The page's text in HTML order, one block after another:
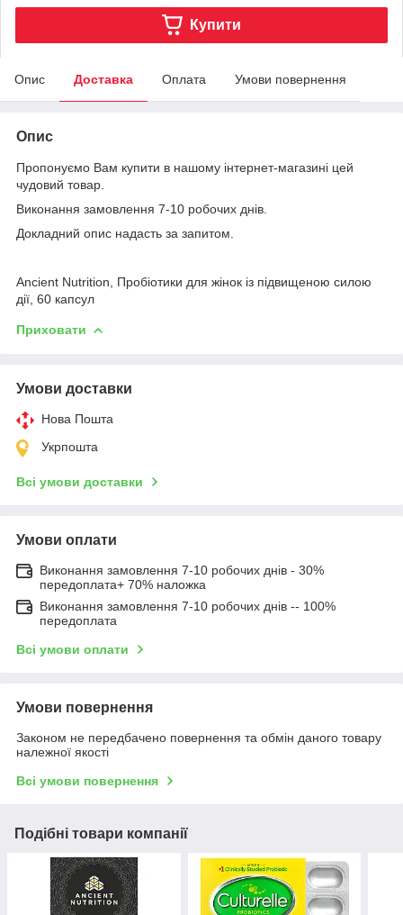
Купити
Опис Доставка Оплата Умови повернення
Опис
Пропонуємо Вам купити в нашому інтернет-магазині цей
чудовий товар.
Виконання замовлення 7-10 робочих днів.
Докладний опис надасть за запитом.
Ancient Nutrition, Пробіотики для жінок із підвищеною силою
дії, 60 капсул
Приховати
Умови доставки
Нова Пошта
Укрпошта
Всі умови доставки
Умови оплати
Виконання замовлення 7-10 робочих днів - 30%
передоплата+ 70% наложка
Виконання замовлення 7-10 робочих днів -- 100%
передоплата
Всі умови оплати
Умови повернення
Законом не передбачено повернення та обмін даного товару
належної якості
Всі умови повернення
Подібні товари компанії